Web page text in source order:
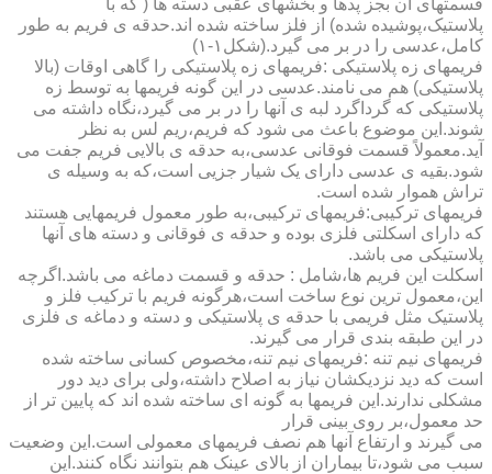
قسمتهای آن بجز پدها و بخشهای عقبی دسته ها ( که با
پلاستیک،پوشیده شده) از فلز ساخته شده اند.حدقه ی فریم به طور
کامل،عدسی را در بر می گیرد.(شکل۱-۱)
فریمهای زه پلاستیکی :فریمهای زه پلاستیکی را گاهی اوقات (بالا
پلاستیکی) هم می نامند.عدسی در این گونه فریمها به توسط زه
پلاستیکی که گرداگرد لبه ی آنها را در بر می گیرد،نگاه داشته می
شوند.این موضوع باعث می شود که فریم،ریم لس به نظر
آید.معمولاً قسمت فوقانی عدسی،به حدقه ی بالایی فریم جفت می
شود.بقیه ی عدسی دارای یک شیار جزیی است،که به وسیله ی
تراش هموار شده است.
فریمهای ترکیبی:فریمهای ترکیبی،به طور معمول فریمهایی هستند
که دارای اسکلتی فلزی بوده و حدقه ی فوقانی و دسته های آنها
پلاستیکی می باشد.
اسکلت این فریم ها،شامل : حدقه و قسمت دماغه می باشد.اگرچه
این،معمول ترین نوع ساخت است،هرگونه فریم با ترکیب فلز و
پلاستیک مثل فریمی با حدقه ی پلاستیکی و دسته و دماغه ی فلزی
در این طبقه بندی قرار می گیرند.
فریمهای نیم تنه :فریمهای نیم تنه،مخصوص کسانی ساخته شده
است که دید نزدیکشان نیاز به اصلاح داشته،ولی برای دید دور
مشکلی ندارند.این فریمها به گونه ای ساخته شده اند که پایین تر از
حد معمول،بر روی بینی قرار
می گیرند و ارتفاع آنها هم نصف فریمهای معمولی است.این وضعیت
سبب می شود،تا بیماران از بالای عینک هم بتوانند نگاه کنند.این